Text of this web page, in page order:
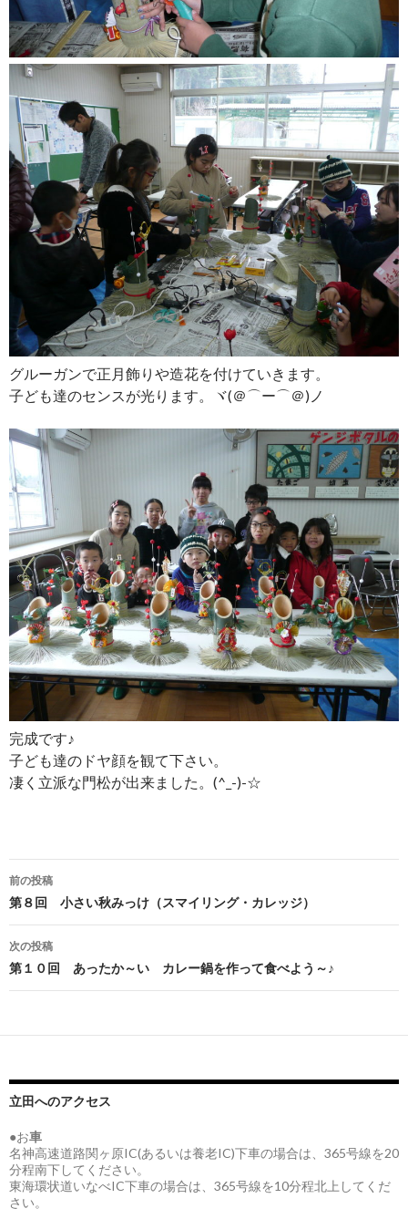
グルーガンで正月飾りや造花を付けていきます。
子ども達のセンスが光ります。ヾ(＠⌒ー⌒＠)ノ
完成です♪
子ども達のドヤ顔を観て下さい。
凄く立派な門松が出来ました。(^_-)-☆
投
稿
ナ
ビ
ー
ョ
ン
前の投稿
第８回 小さい秋みっけ（スマイリング・カレッジ）
次の投稿
第１０回 あったか～い カレー鍋を作って食べよう～♪
立田へのアクセス
●お車
名神高速道路関ヶ原IC(あるいは養老IC)下車の場合は、365号線を20
分程南下してください。
東海環状道いなべIC下車の場合は、365号線を10分程北上してくだ
さい。